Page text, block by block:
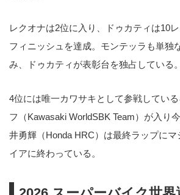
レクオナは2位に入り、ドゥカティは10
フィニッシュを達成。モンテッラも単独
み、ドゥカティが表彰台を独占している。
4位には唯一カワサキとして参戦してい
フ（Kawasaki WorldSBK Team）が入り
井勇輝（Honda HRC）は最終ラップにマ
イアに終わっている。